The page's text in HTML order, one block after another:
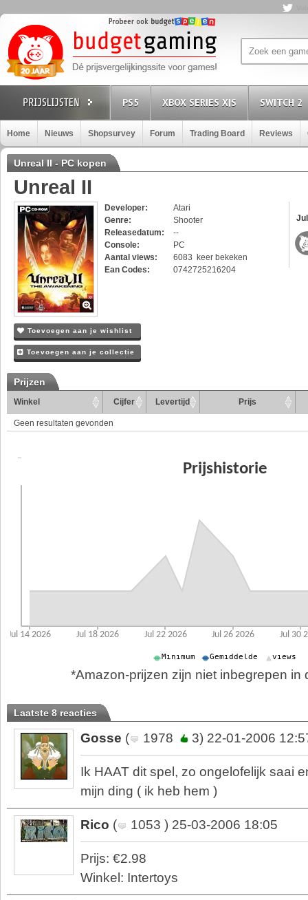
PS5 XBOX SERIES X|S SWITCH 2
Home Nieuws Shopsurvey Forum Trading Board Reviews
Unreal II - PC kopen
Unreal II
Developer:
Atari
Genre:
Shooter
Releasedatum:
--
Console:
PC
Aantal views:
6083 keer bekeken
Ean Codes:
0742725216204
Toevoegen aan je wishlist
Toevoegen aan je collectie
Prijzen
Winkel Cijfer Levertijd Prijs
Geen resultaten gevonden
*Amazon-prijzen zijn niet inbegrepen in
Laatste 8 reacties
Gosse ( 1978 3) 22-01-2006
Ik HAAT dit spel, zo ongelofelijk saai
mijn ding ( ik heb hem )
Rico ( 1053 ) 25-03-2006 18:05
Prijs: €2.98
Winkel: Intertoys